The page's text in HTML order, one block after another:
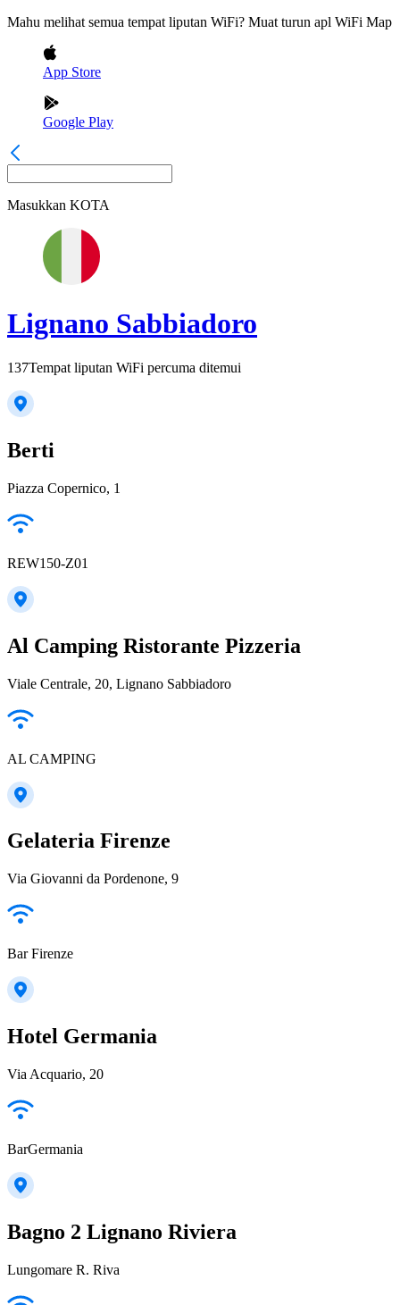
Mahu melihat semua tempat liputan WiFi? Muat turun apl WiFi Map
App Store
Google Play
Masukkan KOTA
Lignano Sabbiadoro
137Tempat liputan WiFi percuma ditemui
Berti
Piazza Copernico, 1
REW150-Z01
Al Camping Ristorante Pizzeria
Viale Centrale, 20, Lignano Sabbiadoro
AL CAMPING
Gelateria Firenze
Via Giovanni da Pordenone, 9
Bar Firenze
Hotel Germania
Via Acquario, 20
BarGermania
Bagno 2 Lignano Riviera
Lungomare R. Riva